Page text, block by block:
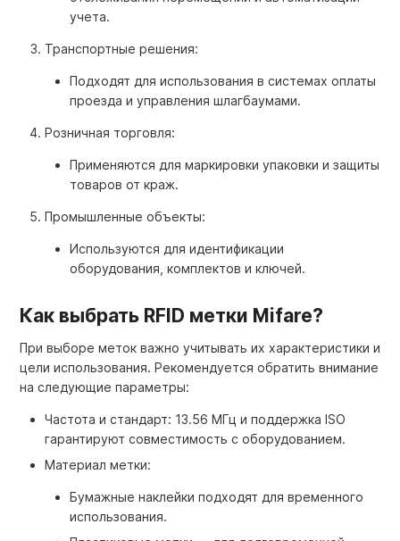
учета.
Транспортные решения:
Подходят для использования в системах оплаты
проезда и управления шлагбаумами.
Розничная торговля:
Применяются для маркировки упаковки и защиты
товаров от краж.
Промышленные объекты:
Используются для идентификации
оборудования, комплектов и ключей.
Как выбрать RFID метки Mifare?
При выборе меток важно учитывать их характеристики и
цели использования. Рекомендуется обратить внимание
на следующие параметры:
Частота и стандарт: 13.56 МГц и поддержка ISO
гарантируют совместимость с оборудованием.
Материал метки:
Бумажные наклейки подходят для временного
использования.